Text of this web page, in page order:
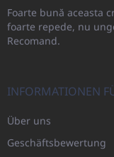
Foarte bună aceasta
foarte repede, nu
Recomand.
INFORMATIONEN
Über uns
Geschäftsbewertung